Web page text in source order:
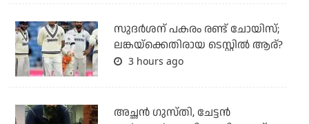
സുദര്‍ശന് പകരം രണ്ട് ചോയിസ്;
ലങ്കയ്‌ക്കെതിരായ ടെസ്റ്റില്‍ ആര്?
3 hours ago
അച്ഛന്‍ ഗുസ്തി, ചേട്ടന്‍